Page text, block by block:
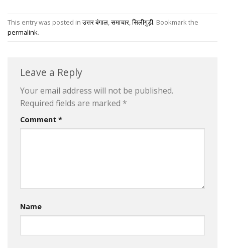
This entry was posted inउत्तर बंगाल,समाचार,सिलीगुड़ी. Bookmark the
permalink.
Leave a Reply
Your email address will not be published.
Required fields are marked *
Comment *
Name